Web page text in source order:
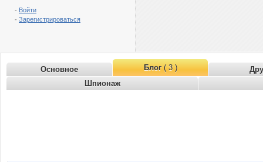
- Войти
- Зарегистрироваться
Основное Блог( 3 )
Шпионаж